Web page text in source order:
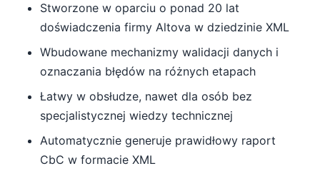
Stworzone w oparciu o ponad 20 lat
doświadczenia firmy Altova w dziedzinie XML
Wbudowane mechanizmy walidacji danych i
oznaczania błędów na różnych etapach
Łatwy w obsłudze, nawet dla osób bez
specjalistycznej wiedzy technicznej
Automatycznie generuje prawidłowy raport
CbC w formacie XML